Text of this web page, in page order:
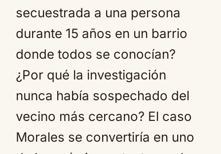
secuestrada a una persona
durante 15 años en un barrio
donde todos se conocían?
¿Por qué la investigación
nunca había sospechado del
vecino más cercano? El caso
Morales se convertiría en uno